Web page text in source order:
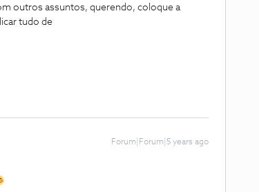
outros assuntos, querendo, coloque a
tudo de
Forum|Forum|5 years ago